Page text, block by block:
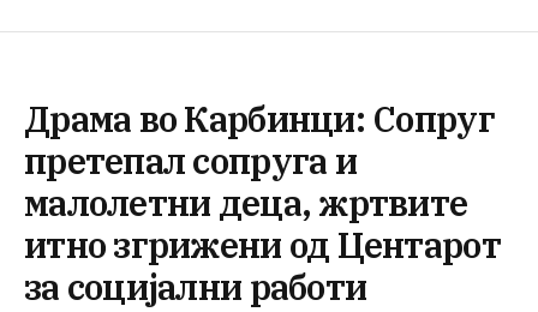
Драма во Карбинци: Сопруг
претепал сопруга и
малолетни деца, жртвите
итно згрижени од Центарот
за социјални работи